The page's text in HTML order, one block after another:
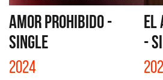
AMOR PROHIBIDO -
SINGLE
2024
EL
-